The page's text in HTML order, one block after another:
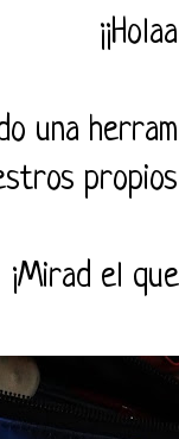
una
¡Mirad el